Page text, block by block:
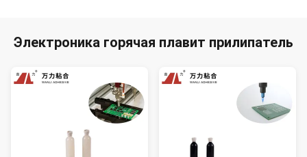
Электроника горячая плавит прилипатель